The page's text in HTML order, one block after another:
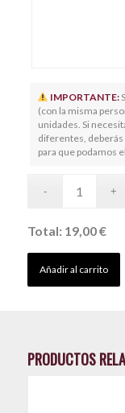
IMPORTANTE:
(con la misma
unidades. Si
diferentes, deberás
para que podamos
Total: 19,00 €
Añadir al carrito
PRODUCTOS